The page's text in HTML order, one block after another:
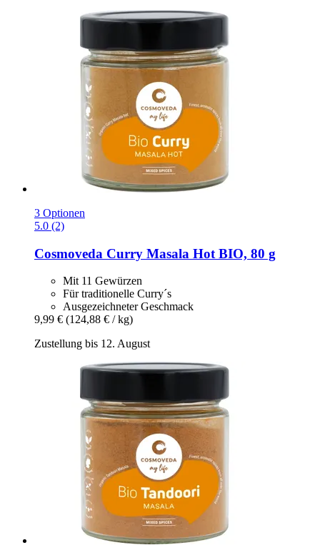
3 Optionen
5.0 (2)
Cosmoveda Curry Masala Hot BIO, 80 g
Mit 11 Gewürzen
Für traditionelle Curry´s
Ausgezeichneter Geschmack
9,99 € (124,88 € / kg)
Zustellung bis 12. August